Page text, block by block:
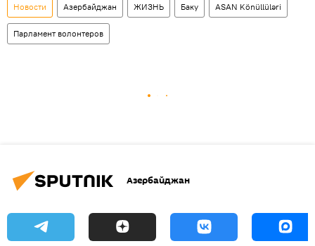
Новости Азербайджан ЖИЗНЬ Баку ASAN Könüllüləri
Парламент волонтеров
Азербайджан